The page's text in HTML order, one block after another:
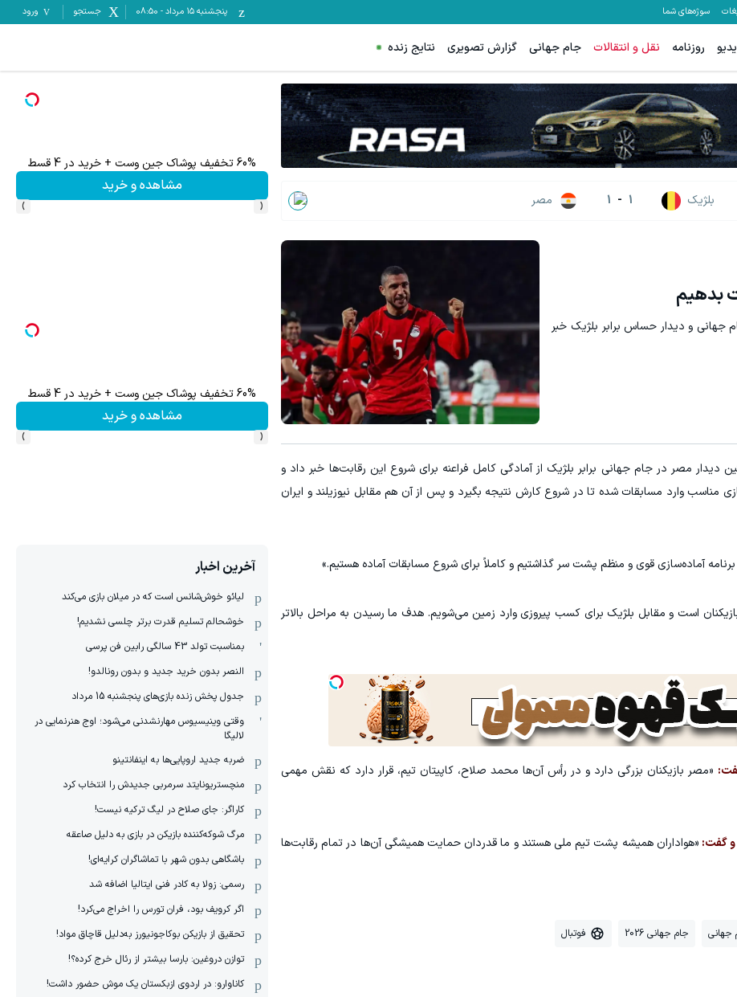
سوژه‌های شما پنجشنبه ۱۵ مرداد -
08:50 جستجو ورود
روزنامه نقل و انتقالات جام جهانی گزارش تصویری نتایج زنده
بلژیک 1
-
1 مصر
بدهیم
و دیدار حساس برابر بلژیک خبر
مصر در جام جهانی برابر بلژیک از آمادگی کامل فراعنه برای شروع این رقابت‌ها خبر داد و
مناسب وارد مسابقات شده تا در شروع کارش نتیجه بگیرد و پس از آن هم مقابل نیوزیلند و ایران
آماده‌سازی قوی و منظم پشت سر گذاشتیم و کاملاً برای شروع مسابقات آماده هستیم.»
است و مقابل بلژیک برای کسب پیروزی وارد زمین می‌شویم. هدف ما رسیدن به مراحل بالاتر
«مصر بازیکنان بزرگی دارد و در رأس آن‌ها محمد صلاح، کاپیتان تیم، قرار دارد که نقش مهمی
و گفت: «هواداران همیشه پشت تیم ملی هستند و ما قدردان حمایت همیشگی آن‌ها در تمام رقابت‌ها
جهانی جام جهانی 2026 فوتبال
60% تخفیف پوشاک جین وست + خرید در 4 قسط
مشاهده و خرید
‹
›
60% تخفیف پوشاک جین وست + خرید در 4 قسط
مشاهده و خرید
‹
›
آخرین اخبار
لیائو خوش‌شانس است که در میلان بازی می‌کند
خوشحالم تسلیم قدرت برتر چلسی نشدیم!
بمناسبت تولد 43 سالگی رابین فن پرسی
النصر بدون خرید جدید و بدون رونالدو!
جدول پخش زنده بازی‌های پنجشنبه 15 مرداد
وقتی وینیسیوس مهارنشدنی می‌شود؛ اوج هنرنمایی در
لالیگا
ضربه جدید اروپایی‌ها به اینفانتینو
منچستریونایتد سرمربی جدیدش را انتخاب کرد
کاراگر: جای صلاح در لیگ ترکیه نیست!
مرگ شوکه‌کننده بازیکن در بازی به دلیل صاعقه
باشگاهی بدون شهر با تماشاگران کرایه‌ای!
رسمی: زولا به کادر فنی ایتالیا اضافه شد
اگر کرویف بود، فران تورس را اخراج می‌کرد!
تحقیق از بازیکن بوکاجونیورز به‌دلیل قاچاق مواد!
توازن دروغین: بارسا بیشتر از رئال خرج کرده؟!
کاناوارو: در اردوی ازبکستان یک موش حضور داشت!